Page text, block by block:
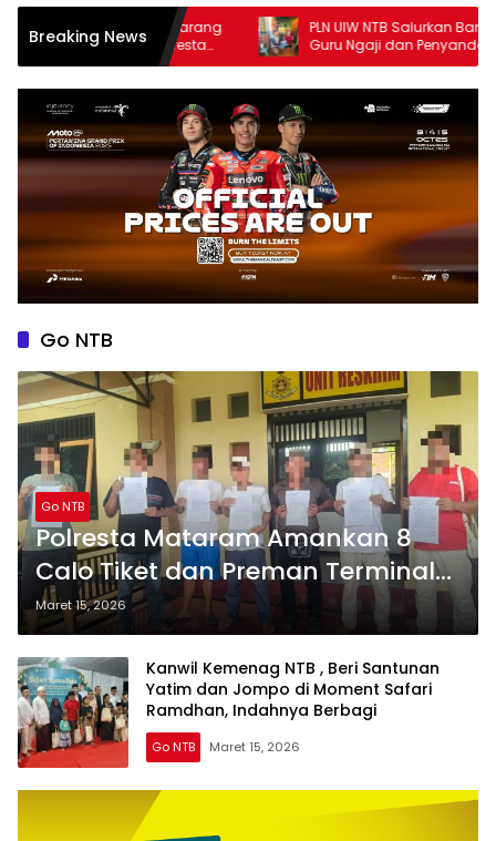
Breaking News
Karang
Polresta
PLN UIW NTB Salurkan Bantuan untuk
Guru Ngaji dan Penyandang Disabilitas
di Lombok
Go NTB
Go NTB
Polresta Mataram Amankan 8
Calo Tiket dan Preman Terminal
Mandalika Jelang Lebaran dan
Nyepi
Maret 15, 2026
Kanwil Kemenag NTB , Beri Santunan
Yatim dan Jompo di Moment Safari
Ramdhan, Indahnya Berbagi
Go NTB Maret 15, 2026